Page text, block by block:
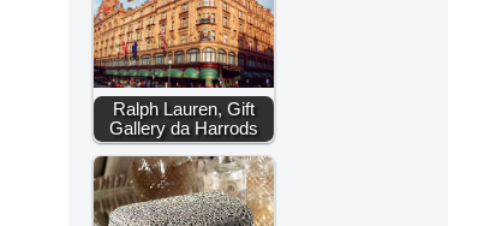
Ralph Lauren, Gift
Gallery da Harrods